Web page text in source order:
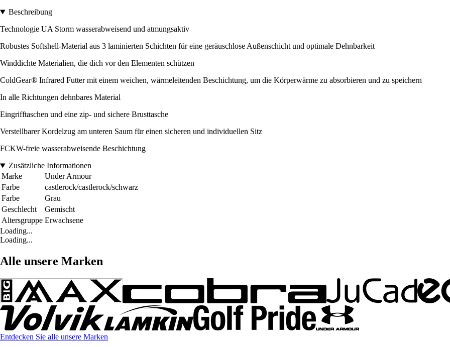
Beschreibung
Technologie UA Storm wasserabweisend und atmungsaktiv
Robustes Softshell-Material aus 3 laminierten Schichten für eine geräuschlose Außenschicht und optimale Dehnbarkeit
Winddichte Materialien, die dich vor den Elementen schützen
ColdGear® Infrared Futter mit einem weichen, wärmeleitenden Beschichtung, um die Körperwärme zu absorbieren und zu speichern
In alle Richtungen dehnbares Material
Eingrifftaschen und eine zip- und sichere Brusttasche
Verstellbarer Kordelzug am unteren Saum für einen sicheren und individuellen Sitz
FCKW-freie wasserabweisende Beschichtung
Zusätzliche Informationen
Marke
Under Armour
Farbe
castlerock/castlerock/schwarz
Farbe
Grau
Geschlecht
Gemischt
Altersgruppe Erwachsene
Loading...
Loading...
Alle unsere Marken
Entdecken Sie alle unsere Marken